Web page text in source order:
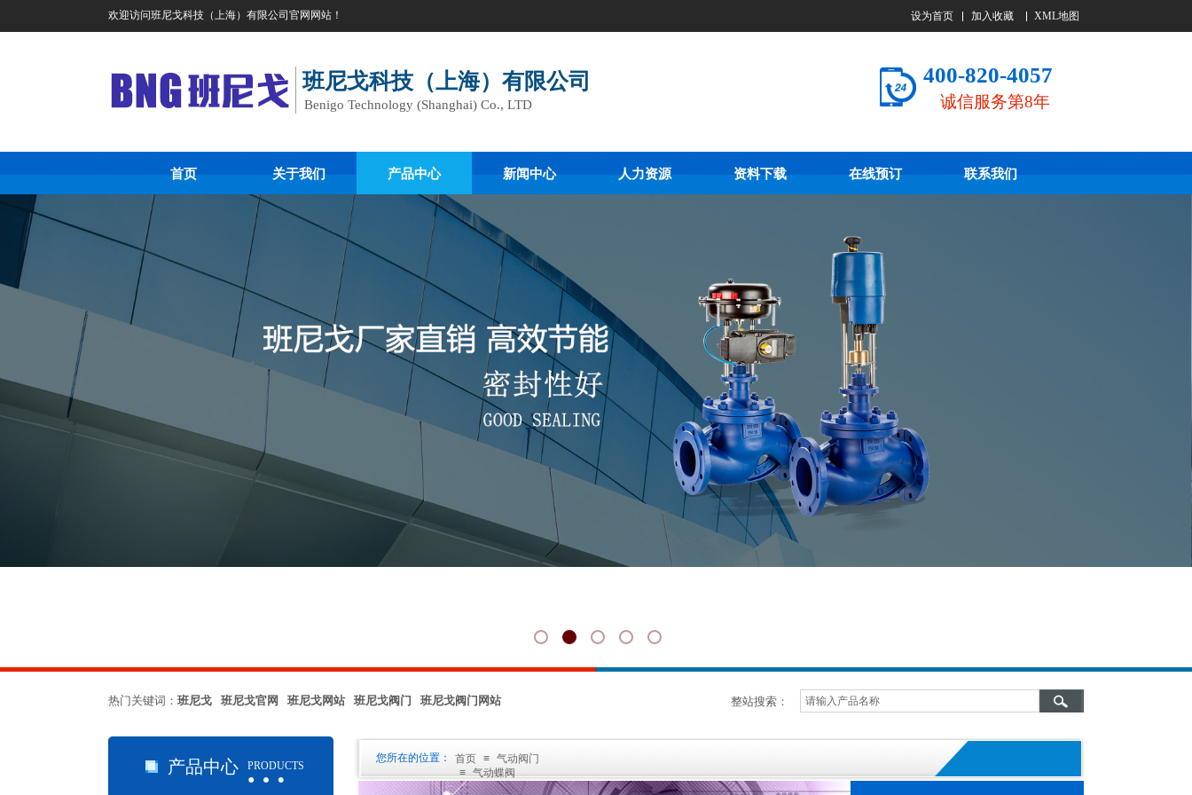
欢迎访问班尼戈科技（上海）有限公司官网网站！ 设为首页 加入收藏 XML地图
400-820-4057
班尼戈科技（上海）有限公司
诚信服务第8年
Benigo Technology (Shanghai) Co., LTD
首页 关于我们 产品中心 新闻中心 人力资源 资料下载 在线预订 联系我们
热门关键词： 班尼戈 班尼戈官网 班尼戈网站 班尼戈阀门 班尼戈阀门网站 整站搜索：
… 您所在的位置： 首页 ≡ 气动阀门
≡ 气动蝶阀
产品中心 PRODUCTS